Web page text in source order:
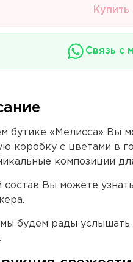
Купить
Связь с
бутике «Мелисса» Вы
коробку с цветами в
композиции
состав Вы можете
мы будем рады